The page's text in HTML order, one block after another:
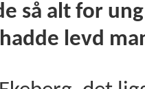
så alt for
levd